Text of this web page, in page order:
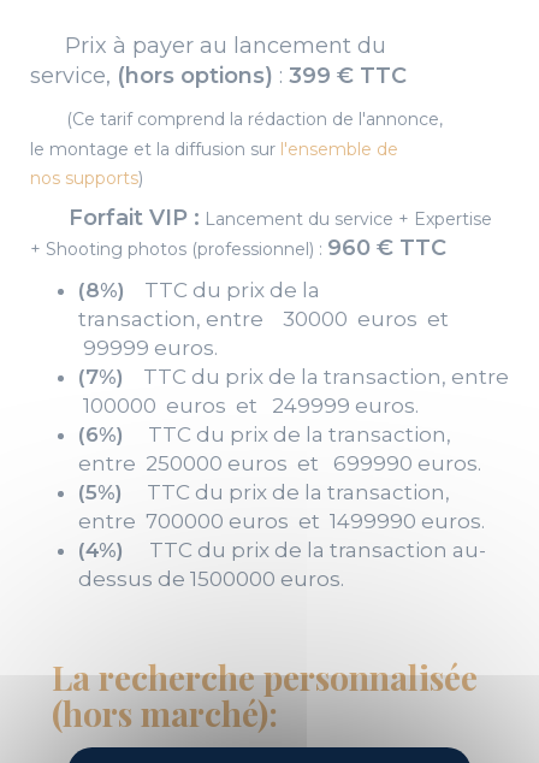
Prix à payer au lancement du
service, (hors options) : 399 € TTC
(Ce tarif comprend la rédaction de l'annonce,
le montage et la diffusion sur l'ensemble de
nos supports)
Forfait VIP : Lancement du service + Expertise
+ Shooting photos (professionnel) : 960 € TTC
(8%) TTC du prix de la
transaction, entre 30000 euros et
99999 euros.
(7%) TTC du prix de la transaction, entre
100000 euros et 249999 euros.
(6%) TTC du prix de la transaction,
entre 250000 euros et 699990 euros.
(5%) TTC du prix de la transaction,
entre 700000 euros et 1499990 euros.
(4%)
TTC du prix de la transaction au-
dessus de 1500000 euros.
La recherche personnalisée
(hors marché):